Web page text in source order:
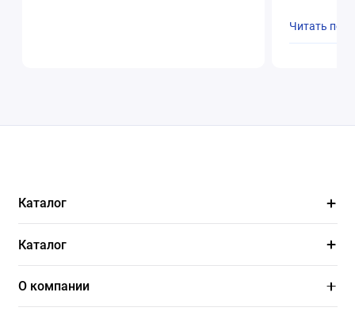
Читать
Каталог
Каталог
О компании